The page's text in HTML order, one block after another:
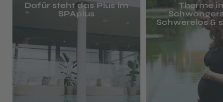
Dafür steht das Plus im
SPAplus
Therme
Schwerelos &